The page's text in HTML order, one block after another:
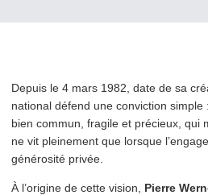
Depuis le 4 mars 1982, date de sa
national défend une conviction simple
bien commun, fragile et précieux, qui
ne vit pleinement que lorsque
générosité privée.
À l’origine de cette vision, Pierre